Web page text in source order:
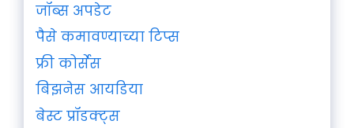
जॉब्स अपडेट
पैसे कमावण्याच्या टिप्स
फ्री कोर्सेस
बिझनेस आयडिया
बेस्ट प्रॉडक्ट्स